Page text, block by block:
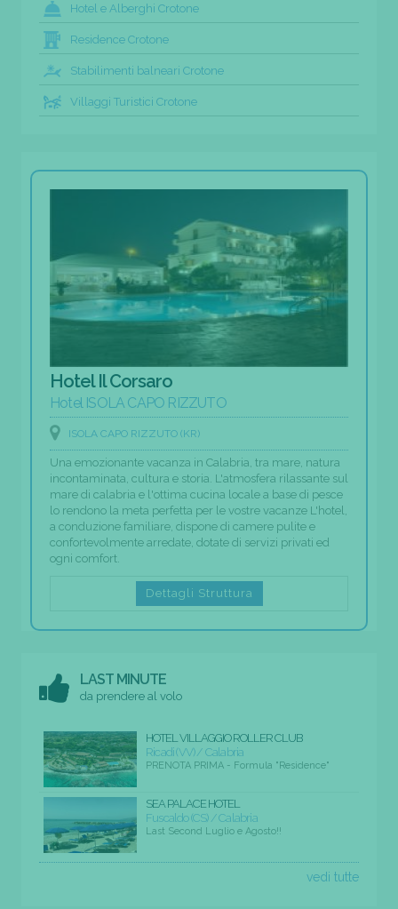
Hotel e Alberghi Crotone
Residence Crotone
Stabilimenti balneari Crotone
Villaggi Turistici Crotone
Hotel Il Corsaro
Hotel ISOLA CAPO RIZZUTO
ISOLA CAPO RIZZUTO (KR)
Una emozionante vacanza in Calabria, tra mare, natura
incontaminata, cultura e storia. L'atmosfera rilassante sul
mare di calabria e l'ottima cucina locale a base di pesce
lo rendono la meta perfetta per le vostre vacanze L'hotel,
a conduzione familiare, dispone di camere pulite e
confortevolmente arredate, dotate di servizi privati ed
ogni comfort.
Dettagli Struttura
LAST MINUTE
da prendere al volo
HOTEL VILLAGGIO ROLLER CLUB
Ricadi (VV) / Calabria
PRENOTA PRIMA - Formula "Residence"
SEA PALACE HOTEL
Fuscaldo (CS) / Calabria
Last Second Luglio e Agosto!!
vedi tutte